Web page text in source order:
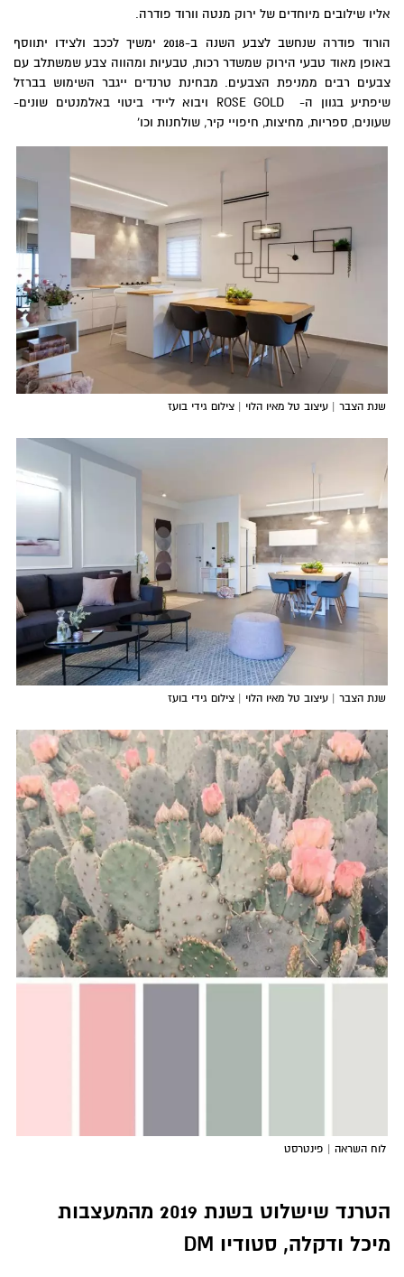
אליו שילובים מיוחדים של ירוק מנטה וורוד פודרה.
הורוד פודרה שנחשב לצבע השנה ב-2018 ימשיך לככב ולצידו יתווסף
באופן מאוד טבעי הירוק שמשדר רכות, טבעיות ומהווה צבע שמשתלב עם
צבעים רבים ממניפת הצבעים. מבחינת טרנדים ייגבר השימוש בברזל
שיפתיע בגוון ה-ROSE GOLDויבוא ליידי ביטוי באלמנטים שונים-
שעונים, ספריות, מחיצות, חיפויי קיר, שולחנות וכו'
שנת הצבר | עיצוב טל מאיו הלוי | צילום גידי בועז
שנת הצבר | עיצוב טל מאיו הלוי | צילום גידי בועז
לוח השראה | פינטרסט
הטרנד שישלוט בשנת 2019 מהמעצבות
מיכל ודקלה, סטודיו DM